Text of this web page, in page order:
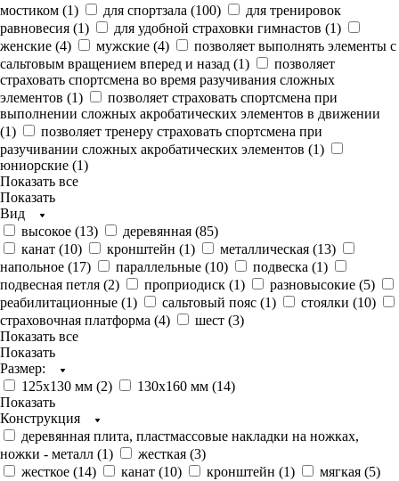
мостиком (1) для спортзала (100)
для тренировок
равновесия (1) для удобной страховки гимнастов (1)
женские (4) мужские (4)
позволяет выполнять элементы с
сальтовым вращением вперед и назад (1)
позволяет
страховать спортсмена во время разучивания сложных
элементов (1)
позволяет страховать спортсмена при
выполнении сложных акробатических элементов в движении
(1)
позволяет тренеру страховать спортсмена при
разучивании сложных акробатических элементов (1)
юниорские (1)
Показать все
Показать
Вид
высокое (13) деревянная (85)
канат (10) кронштейн (1) металлическая (13)
напольное (17) параллельные (10) подвеска (1)
подвесная петля (2) проприодиск (1) разновысокие (5)
реабилитационные (1) сальтовый пояс (1) стоялки (10)
страховочная платформа (4) шест (3)
Показать все
Показать
Размер:
125х130 мм (2) 130х160 мм (14)
Показать
Конструкция
деревянная плита, пластмассовые накладки на ножках,
ножки - металл (1) жесткая (3)
жесткое (14) канат (10) кронштейн (1) мягкая (5)